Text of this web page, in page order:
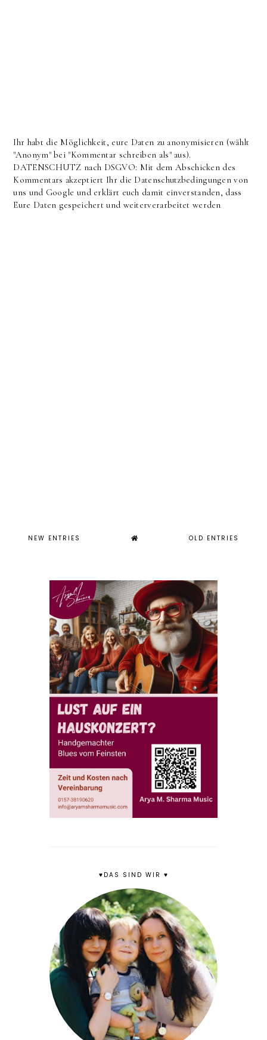
Ihr habt die Möglichkeit, eure Daten zu anonymisieren (wählt
"Anonym" bei "Kommentar schreiben als" aus).
DATENSCHUTZ nach DSGVO: Mit dem Abschicken des
Kommentars akzeptiert Ihr die Datenschutzbedingungen von
uns und Google und erklärt euch damit einverstanden, dass
Eure Daten gespeichert und weiterverarbeitet werden
NEW ENTRIES OLD ENTRIES
♥DAS SIND WIR ♥